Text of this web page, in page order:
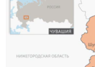
поиску
СЕВЕР.РЕАЛИИ
СИБИРЬ.РЕАЛИИ
РАСПИСАНИЕ